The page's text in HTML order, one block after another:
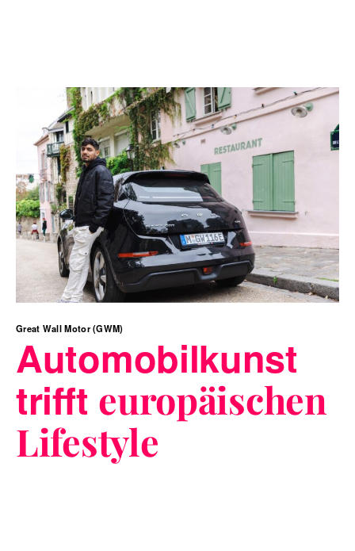
Great Wall Motor (GWM)
Automobilkunst
trifft europäischen
Lifestyle